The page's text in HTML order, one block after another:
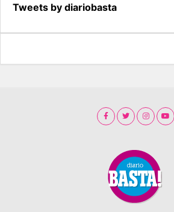
Tweets by diariobasta